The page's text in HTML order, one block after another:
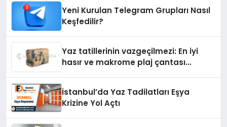
Yeni Kurulan Telegram Grupları Nasıl
Keşfedilir?
Yaz tatillerinin vazgeçilmezi: En iyi
hasır ve makrome plaj çantası
İstanbul’da Yaz Tadilatları Eşya
Krizine Yol Açtı